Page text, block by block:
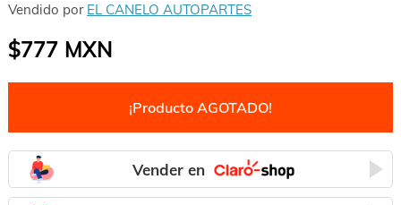
Vendido por EL CANELO AUTOPARTES
$777MXN
¡Producto AGOTADO!
Vender en